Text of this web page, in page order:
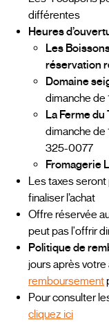
différentes
Heures
Les
réservation
Domaine
dimanche de
La Ferme du
dimanche de
325-0077
Fromagerie
Les taxes
finaliser l’achat
Offre réservée
peut pas l'offrir
Politique de
jours après votre
remboursement
Pour consulter
cliquez ici